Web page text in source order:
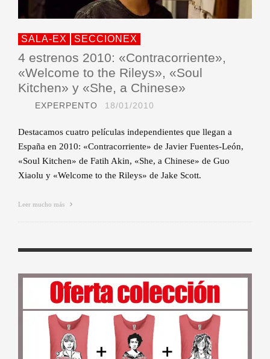
SALA-EX SECCIONEX
4 estrenos 2010: «Contracorriente»,
«Welcome to the Rileys», «Soul
Kitchen» y «She, a Chinese»
EXPERPENTO 18/01/2010
Destacamos cuatro películas independientes que llegan a
España en 2010: «Contracorriente» de Javier Fuentes-León,
«Soul Kitchen» de Fatih Akin, «She, a Chinese» de Guo
Xiaolu y «Welcome to the Rileys» de Jake Scott.
Leer mucho más